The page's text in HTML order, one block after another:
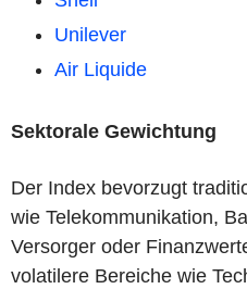
Unilever
Air Liquide
Sektorale Gewichtung
Der Index bevorzugt
wie Telekommunikation,
Versorger oder
volatilere Bereiche wie